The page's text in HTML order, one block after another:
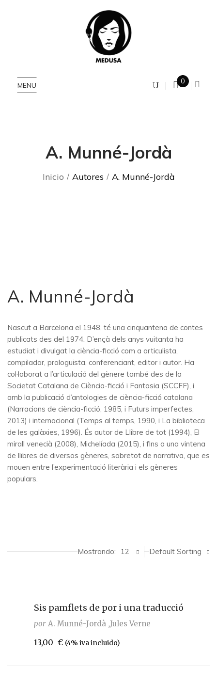
MENU 0
A. Munné-Jordà
Inicio Autores A. Munné-Jordà
A. Munné-Jordà
Nascut a Barcelona el 1948, té una cinquantena de contes
publicats des del 1974. D’ençà dels anys vuitanta ha
estudiat i divulgat la ciència-ficció com a articulista,
compilador, prologuista, conferenciant, editor i autor. Ha
col·laborat a l’articulació del gènere també des de la
Societat Catalana de Ciència-ficció i Fantasia (SCCFF), i
amb la publicació d’antologies de ciència-ficció catalana
(Narracions de ciència-ficció, 1985, i Futurs imperfectes,
2013) i internacional (Temps al temps, 1990, i La biblioteca
de les galàxies, 1996). És autor de Llibre de tot (1994), El
mirall venecià (2008), Michelíada (2015), i fins a una vintena
de llibres de diversos gèneres, sobretot de narrativa, que es
mouen entre l’experimentació literària i els gèneres
populars.
Default Sorting
Mostrando: 12
Sis pamflets de por i una traducció
por A. Munné-Jordà Jules Verne
13,00 € (4% iva incluido)